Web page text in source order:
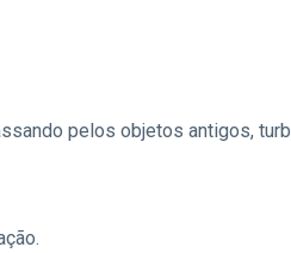
pelos objetos antigos,